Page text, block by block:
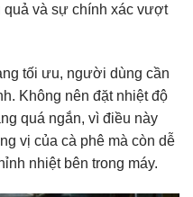
quả và sự chính xác vượt
tối ưu, người dùng cần
Không nên đặt nhiệt độ
quá ngắn, vì điều này
vị của cà phê mà còn dễ
nhiệt bên trong máy.